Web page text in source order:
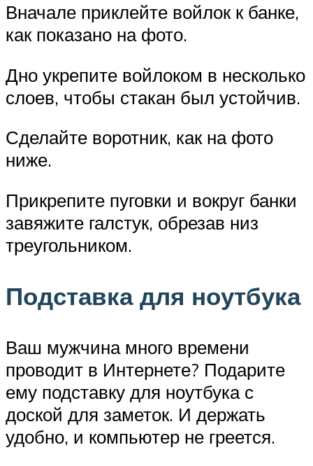
Вначале приклейте войлок к банке,
как показано на фото.
Дно укрепите войлоком в несколько
слоев, чтобы стакан был устойчив.
Сделайте воротник, как на фото
ниже.
Прикрепите пуговки и вокруг банки
завяжите галстук, обрезав низ
треугольником.
Подставка для ноутбука
Ваш мужчина много времени
проводит в Интернете? Подарите
ему подставку для ноутбука с
доской для заметок. И держать
удобно, и компьютер не греется.